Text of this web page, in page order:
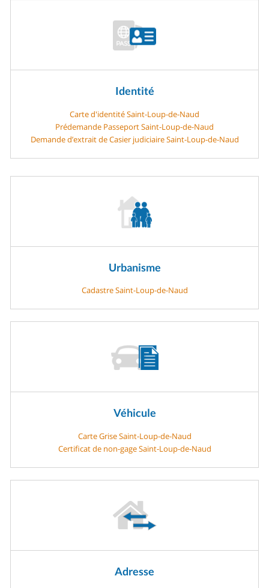
Identité
Carte d'identité Saint-Loup-de-Naud
Prédemande Passeport Saint-Loup-de-Naud
Demande d’extrait de Casier judiciaire Saint-Loup-de-Naud
Urbanisme
Cadastre Saint-Loup-de-Naud
Véhicule
Carte Grise Saint-Loup-de-Naud
Certificat de non-gage Saint-Loup-de-Naud
Adresse